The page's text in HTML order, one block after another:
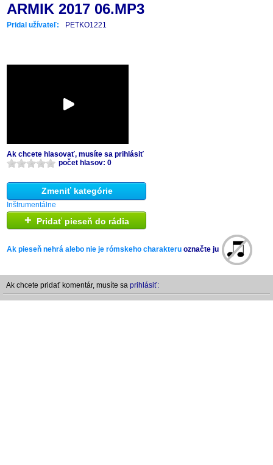
ARMIK 2017 06.MP3
Pridal užívateľ: PETKO1221
Ak chcete hlasovať, musíte sa prihlásiť
počet hlasov: 0
Zmeniť kategórie
Inštrumentálne
+ Pridať pieseň do rádia
Ak pieseň nehrá alebo nie je rómskeho charakteru označte ju
Ak chcete pridať komentár, musíte sa prihlásiť: